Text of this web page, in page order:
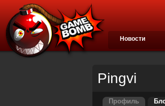
Новости
Pingvi
Профиль